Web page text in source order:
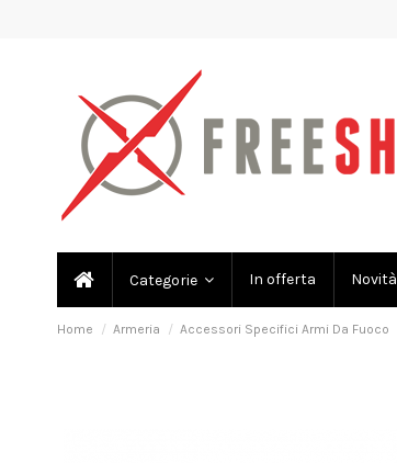
Categorie In offerta Novità
Home Armeria Accessori Specifici Armi Da Fuoco